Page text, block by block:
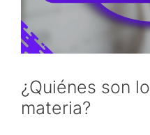
¿Quiénes son
materia?